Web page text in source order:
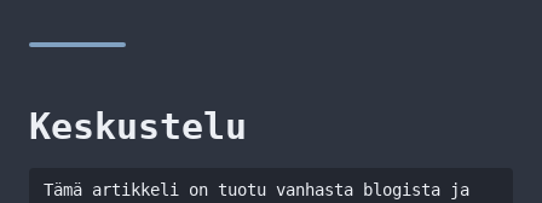
Keskustelu
Tämä artikkeli on tuotu vanhasta blogista ja